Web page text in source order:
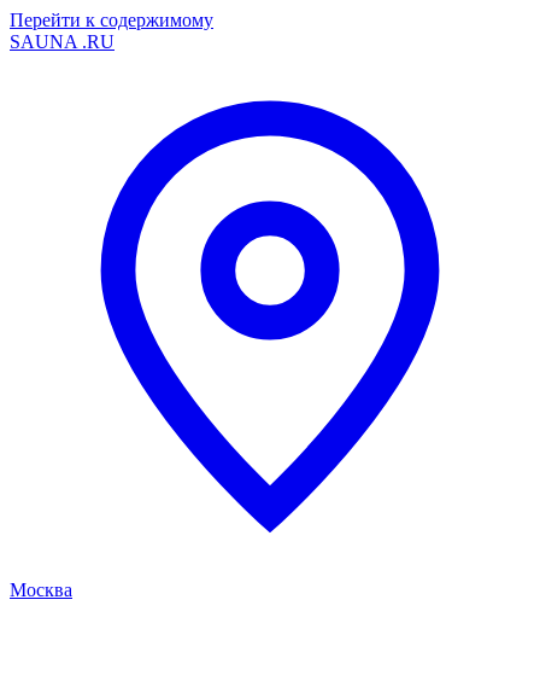
Перейти к содержимому
SAUNA .RU
Москва